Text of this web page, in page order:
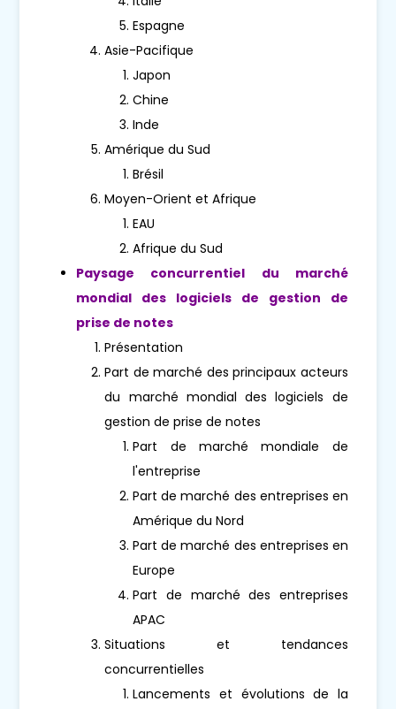
Espagne
Asie-Pacifique
Japon
Chine
Inde
Amérique du Sud
Brésil
Moyen-Orient et Afrique
EAU
Afrique du Sud
Paysage concurrentiel du marché
mondial des logiciels de gestion de
prise de notes
Présentation
Part de marché des principaux acteurs
du marché mondial des logiciels de
gestion de prise de notes
Part de marché mondiale de
l'entreprise
Part de marché des entreprises en
Amérique du Nord
Part de marché des entreprises en
Europe
Part de marché des entreprises
APAC
Situations et tendances
concurrentielles
Lancements et évolutions de la